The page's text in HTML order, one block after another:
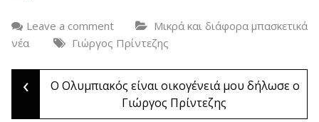
Leave a comment
Μικρά και διάφορα μπασκετικά
νέα
Γιώργος Πρίντεζης
Post
‹
Ο Ολυμπιακός είναι οικογένειά μου δήλωσε ο
Γιώργος Πρίντεζης